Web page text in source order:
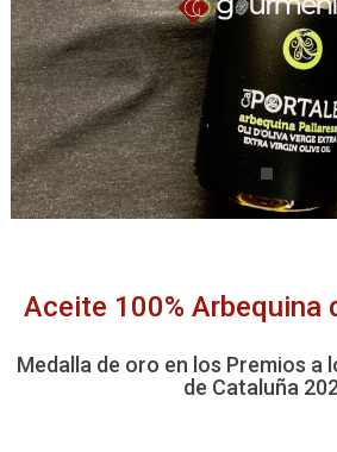
Aceite 100% Arbequina
Medalla de oro en los Premios a
de Cataluña